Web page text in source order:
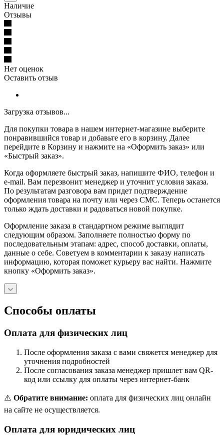
Наличие
Отзывы
Нет оценок
Оставить отзыв
Загрузка отзывов...
Для покупки товара в нашем интернет-магазине выберите
понравившийся товар и добавьте его в корзину. Далее
перейдите в Корзину и нажмите на «Оформить заказ» или
«Быстрый заказ».
Когда оформляете быстрый заказ, напишите ФИО, телефон и
e-mail. Вам перезвонит менеджер и уточнит условия заказа.
По результатам разговора вам придет подтверждение
оформления товара на почту или через СМС. Теперь останется
только ждать доставки и радоваться новой покупке.
Оформление заказа в стандартном режиме выглядит
следующим образом. Заполняете полностью форму по
последовательным этапам: адрес, способ доставки, оплаты,
данные о себе. Советуем в комментарии к заказу написать
информацию, которая поможет курьеру вас найти. Нажмите
кнопку «Оформить заказ».
Способы оплаты
Оплата для физических лиц
После оформления заказа с вами свяжется менеджер для
уточнения подробностей
После согласования заказа менеджер пришлет вам QR-
код или ссылку для оплаты через интернет-банк
⚠️ Обратите внимание: оплата для физических лиц онлайн
на сайте не осуществляется.
Оплата для юридических лиц